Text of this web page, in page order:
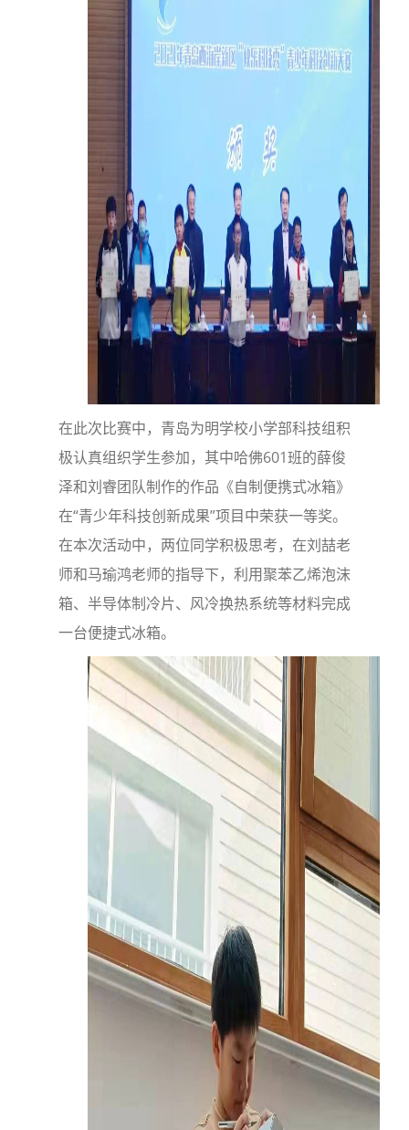
在此次比赛中，青岛为明学校小学部科技组积
极认真组织学生参加，其中哈佛601班的薛俊
泽和刘睿团队制作的作品《自制便携式冰箱》
在“青少年科技创新成果”项目中荣获一等奖。
在本次活动中，两位同学积极思考，在刘喆老
师和马瑜鸿老师的指导下，利用聚苯乙烯泡沫
箱、半导体制冷片、风冷换热系统等材料完成
一台便捷式冰箱。